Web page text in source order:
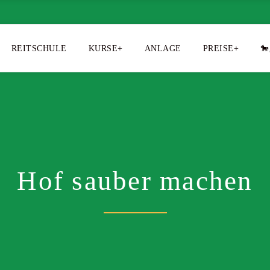
REITSCHULE KURSE+ ANLAGE PREISE+
Hof sauber machen